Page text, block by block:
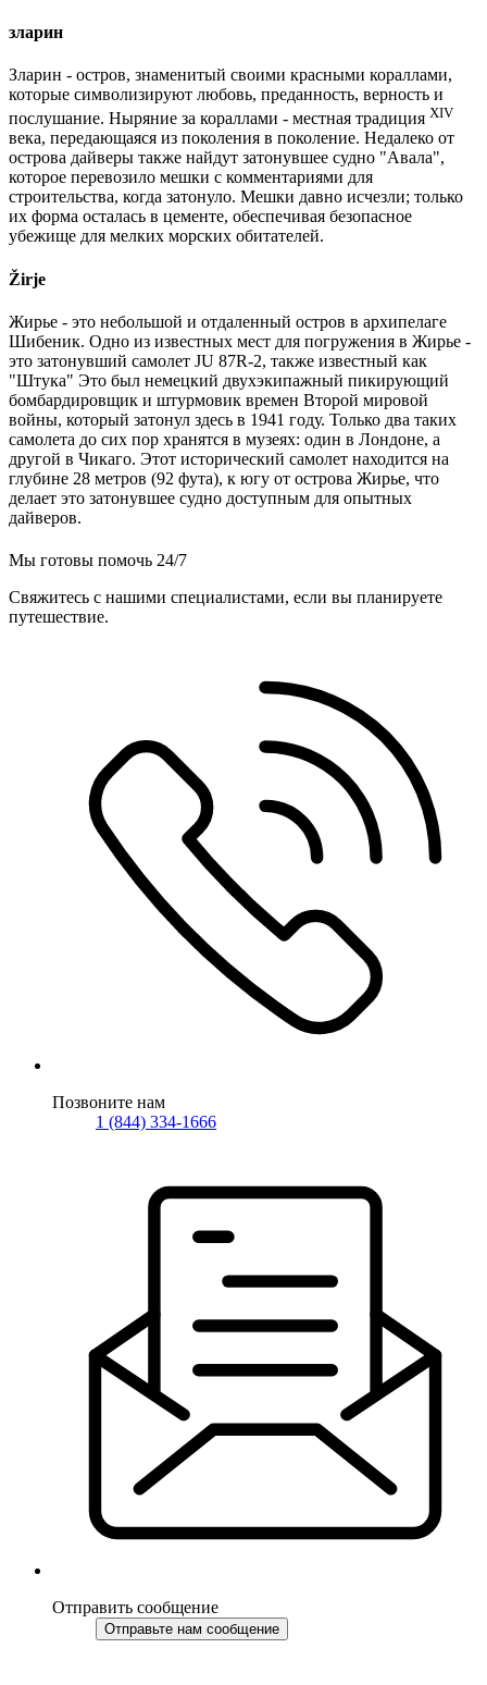
зларин
Зларин - остров, знаменитый своими красными кораллами,
которые символизируют любовь, преданность, верность и
послушание. Ныряние за кораллами - местная традиция XIV
века, передающаяся из поколения в поколение. Недалеко от
острова дайверы также найдут затонувшее судно "Авала",
которое перевозило мешки с комментариями для
строительства, когда затонуло. Мешки давно исчезли; только
их форма осталась в цементе, обеспечивая безопасное
убежище для мелких морских обитателей.
Žirje
Жирье - это небольшой и отдаленный остров в архипелаге
Шибеник. Одно из известных мест для погружения в Жирье -
это затонувший самолет JU 87R-2, также известный как
"Штука" Это был немецкий двухэкипажный пикирующий
бомбардировщик и штурмовик времен Второй мировой
войны, который затонул здесь в 1941 году. Только два таких
самолета до сих пор хранятся в музеях: один в Лондоне, а
другой в Чикаго. Этот исторический самолет находится на
глубине 28 метров (92 фута), к югу от острова Жирье, что
делает это затонувшее судно доступным для опытных
дайверов.
Мы готовы помочь 24/7
Свяжитесь с нашими специалистами, если вы планируете
путешествие.
Позвоните нам
1 (844) 334-1666
Отправить сообщение
Отправьте нам сообщение